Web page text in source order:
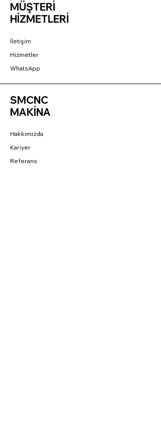
MÜŞTERİ
HİZMETLERİ
İletişim
Hizmetler
WhatsApp
SMCNC
MAKİNA
Hakkımızda
Kariyer
Referans